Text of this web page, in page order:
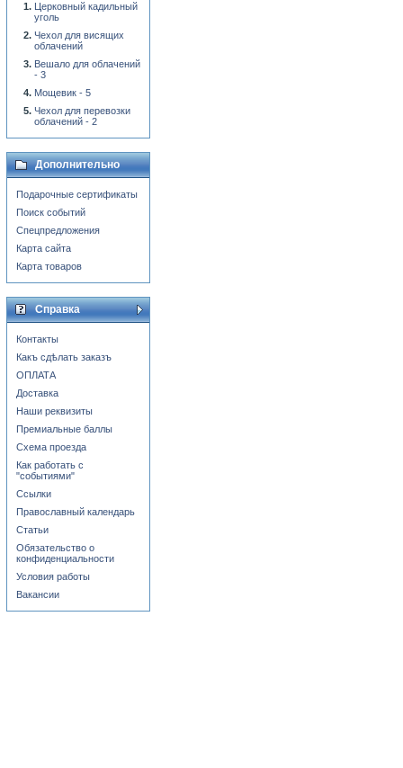
Церковный кадильный
уголь
Чехол для висящих
облачений
Вешало для облачений
- 3
Мощевик - 5
Чехол для перевозки
облачений - 2
Дополнительно
Подарочные сертификаты
Поиск событий
Спецпредложения
Карта сайта
Карта товаров
Справка
Контакты
Какъ сдѣлать заказъ
ОПЛАТА
Доставка
Наши реквизиты
Премиальные баллы
Схема проезда
Как работать с
"событиями"
Ссылки
Православный календарь
Статьи
Обязательство о
конфиденциальности
Условия работы
Вакансии